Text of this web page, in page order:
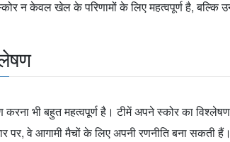
न केवल खेल के परिणामों के लिए महत्वपूर्ण है, बल्कि
भी बहुत महत्वपूर्ण है। टीमें अपने स्कोर का
वे आगामी मैचों के लिए अपनी रणनीति बना सकती हैं।